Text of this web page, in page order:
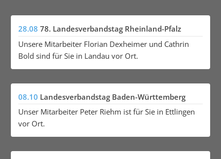
28.08 78. Landesverbandstag Rheinland-Pfalz
Unsere Mitarbeiter Florian Dexheimer und Cathrin
Bold sind für Sie in Landau vor Ort.
08.10 Landesverbandstag Baden-Württemberg
Unser Mitarbeiter Peter Riehm ist für Sie in Ettlingen
vor Ort.